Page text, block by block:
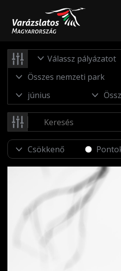
Válassz pályázatot